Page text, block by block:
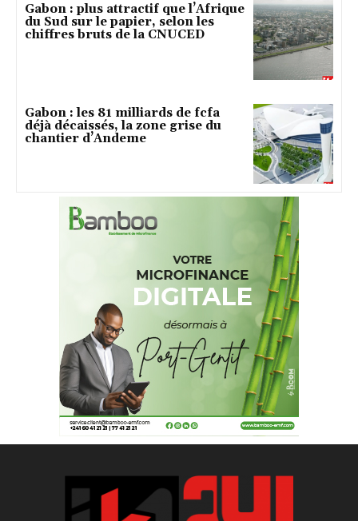
Gabon : plus attractif que l’Afrique
du Sud sur le papier, selon les
chiffres bruts de la CNUCED
Gabon : les 81 milliards de fcfa
déjà décaissés, la zone grise du
chantier d’Andeme